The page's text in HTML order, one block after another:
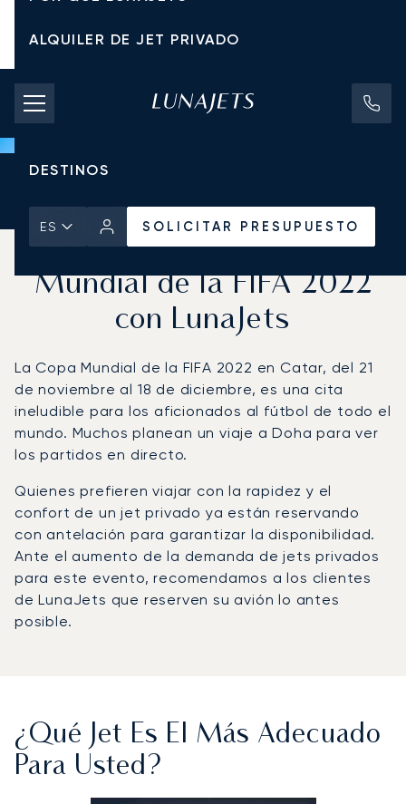
ALQUILER DE JET PRIVADO
TARIFAS DE CHÁRTER
JETS PRIVADOS
DESTINOS
ES SOLICITAR PRESUPUESTO
Viva la próxima Copa
Mundial de la FIFA 2022
con LunaJets
La Copa Mundial de la FIFA 2022 en Catar, del 21
de noviembre al 18 de diciembre, es una cita
ineludible para los aficionados al fútbol de todo el
mundo. Muchos planean un viaje a Doha para ver
los partidos en directo.
Quienes prefieren viajar con la rapidez y el
confort de un jet privado ya están reservando
con antelación para garantizar la disponibilidad.
Ante el aumento de la demanda de jets privados
para este evento, recomendamos a los clientes
de LunaJets que reserven su avión lo antes
posible.
¿Qué Jet Es El Más Adecuado
Para Usted?